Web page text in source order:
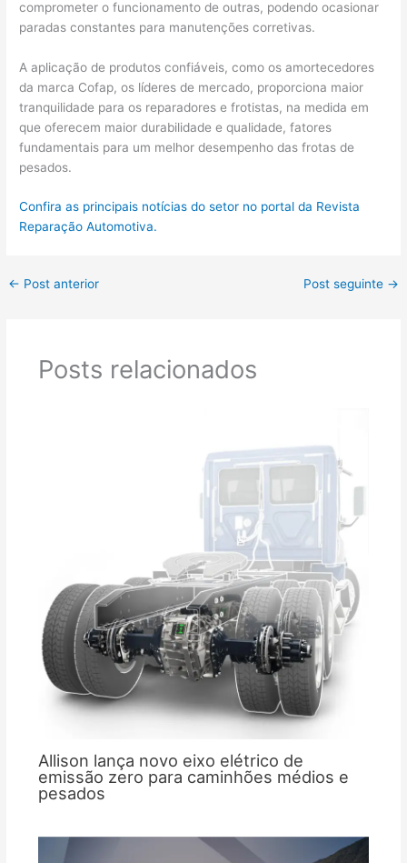
comprometer o funcionamento de outras, podendo ocasionar
paradas constantes para manutenções corretivas.
A aplicação de produtos confiáveis, como os amortecedores
da marca Cofap, os líderes de mercado, proporciona maior
tranquilidade para os reparadores e frotistas, na medida em
que oferecem maior durabilidade e qualidade, fatores
fundamentais para um melhor desempenho das frotas de
pesados.
Confira as principais notícias do setor no portal da Revista
Reparação Automotiva.
← Post anterior Post seguinte →
Posts relacionados
Allison lança novo eixo elétrico de
emissão zero para caminhões médios e
pesados